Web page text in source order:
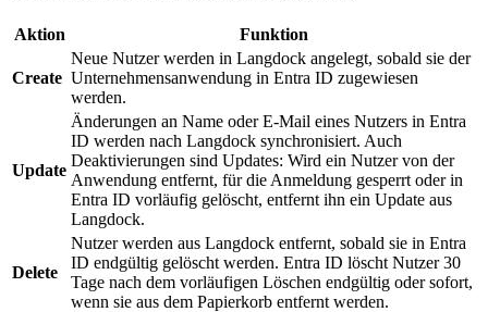
Aktion Funktion
Create
Neue Nutzer werden in Langdock angelegt, sobald sie der
Unternehmensanwendung in Entra ID zugewiesen
werden.
Update
Änderungen an Name oder E-Mail eines Nutzers in Entra
ID werden nach Langdock synchronisiert. Auch
Deaktivierungen sind Updates: Wird ein Nutzer von der
Anwendung entfernt, für die Anmeldung gesperrt oder in
Entra ID vorläufig gelöscht, entfernt ihn ein Update aus
Langdock.
Delete
Nutzer werden aus Langdock entfernt, sobald sie in Entra
ID endgültig gelöscht werden. Entra ID löscht Nutzer 30
Tage nach dem vorläufigen Löschen endgültig oder sofort,
wenn sie aus dem Papierkorb entfernt werden.